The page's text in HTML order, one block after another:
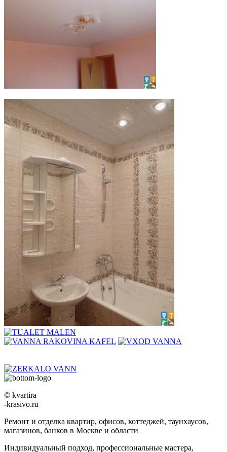
© kvartira
-krasivo.ru
Ремонт и отделка квартир, офисов, коттеджей, таунхаусов,
магазинов, банков в Москве и области
Индивидуальный подход, профессиональные мастера,